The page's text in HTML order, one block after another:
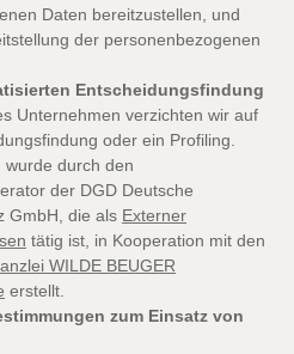
Daten bereitzustellen, und
der personenbezogenen
Entscheidungsfindung
Unternehmen verzichten wir auf
oder ein Profiling.
wurde durch den
der DGD Deutsche
GmbH, die als Externer
tätig ist, in Kooperation mit den
WILDE BEUGER
erstellt.
zum Einsatz von